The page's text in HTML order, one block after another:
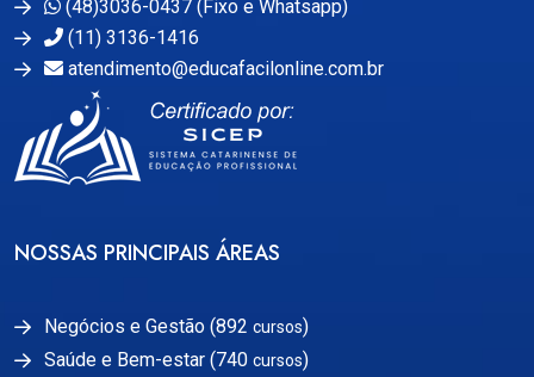
(48)3036-0437 (Fixo e Whatsapp)
(11) 3136-1416
atendimento@educafacilonline.com.br
NOSSAS PRINCIPAIS ÁREAS
Negócios e Gestão (892 cursos)
Saúde e Bem-estar (740 cursos)